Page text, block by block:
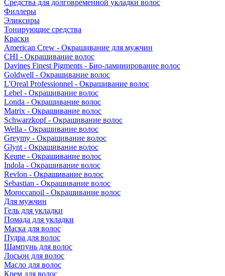
Средства для долговременной укладки волос
Филлеры
Эликсиры
Тонирующие средства
Краски
American Crew - Окрашивание для мужчин
CHI - Окрашивание волос
Davines Finest Pigments - Био-ламинирование волос
Goldwell - Окрашивание волос
L'Oreal Professionnel - Окрашивание волос
Lebel - Окрашивание волос
Londa - Окрашивание волос
Matrix - Окрашивание волос
Schwarzkopf - Окрашивание волос
Wella - Окрашивание волос
Greymy - Окрашивание волос
Glynt - Окрашивание волос
Keune - Окрашивание волос
Indola - Окрашивание волос
Revlon - Окрашивание волос
Sebastian - Окрашивание волос
Moroccanoil - Окрашивание волос
Для мужчин
Гель для укладки
Помада для укладки
Маска для волос
Пудра для волос
Шампунь для волос
Лосьон для волос
Масло для волос
Крем для волос